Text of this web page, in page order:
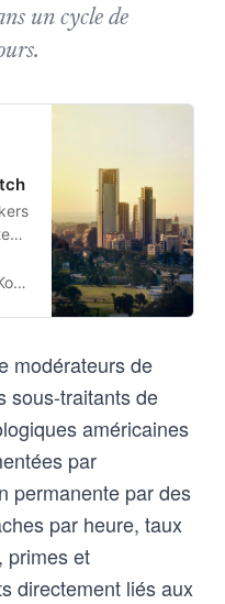
un cycle de
modérateurs de
sous-traitants de
américaines
par
permanente par des
par heure, taux
primes et
directement liés aux